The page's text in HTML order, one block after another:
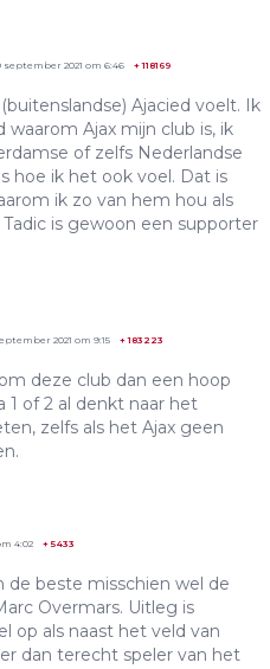
september 2021 om 6:46 +118169
Ajacied voelt. Ik
Ajax mijn club is, ik
of zelfs Nederlandse
hoe ik het ook voel. Dat is
ik zo van hem hou als
is gewoon een supporter
2021 om 9:15 +183223
deze club dan een hoop
1 of 2 al denkt naar het
zelfs als het Ajax geen
4:02 +5433
de beste misschien wel de
Overmars. Uitleg is
op als naast het veld van
dan terecht speler van het